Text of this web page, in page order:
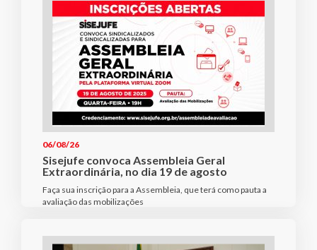
06/08/26
Sisejufe convoca Assembleia Geral
Extraordinária, no dia 19 de agosto
Faça sua inscrição para a Assembleia, que terá como pauta a
avaliação das mobilizações